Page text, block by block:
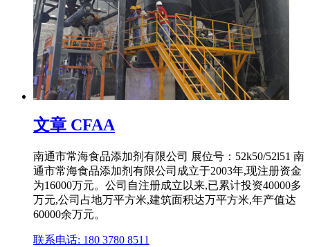
文章 CFAA
南通市常海食品添加剂有限公司 展位号：52k50/52l51 南
通市常海食品添加剂有限公司成立于2003年,现注册资金
为16000万元。公司自注册成立以来,已累计投资40000多
万元,公司占地万平方米,建筑面积达万平方米,年产值达
60000余万元。
联系电话: 180 3780 8511